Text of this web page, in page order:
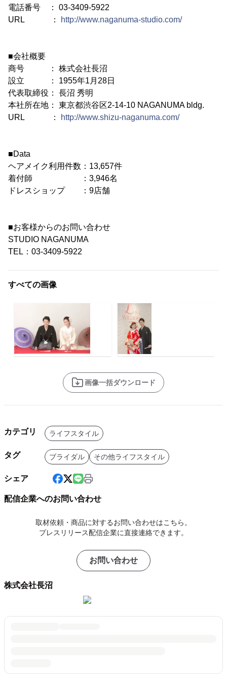
電話番号 ： 03-3409-5922
URL ：
http://www.naganuma-studio.com/
■会社概要
商号 ： 株式会社長沼
設立 ： 1955年1月28日
代表取締役： 長沼 秀明
本社所在地： 東京都渋谷区2-14-10 NAGANUMA bldg.
URL ：
http://www.shizu-naganuma.com/
■Data
ヘアメイク利用件数：13,657件
着付師 ：3,946名
ドレスショップ ：9店舗
■お客様からのお問い合わせ
STUDIO NAGANUMA
TEL：03-3409-5922
すべての画像
画像一括ダウンロード
カテゴリ ライフスタイル
タグ ブライダル その他ライフスタイル
シェア
配信企業へのお問い合わせ
取材依頼・商品に対するお問い合わせはこちら。
プレスリリース配信企業に直接連絡できます。
お問い合わせ
株式会社長沼